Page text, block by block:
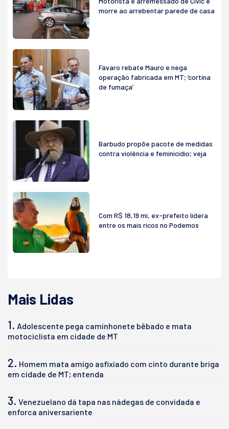
morre ao arrebentar parede de casa
Fávaro rebate Mauro e nega
operação fabricada em MT; ‘cortina
de fumaça’
Barbudo propõe pacote de medidas
contra violência e feminicídio; veja
Com R$ 18,19 mi, ex-prefeito lidera
entre os mais ricos no Podemos
Mais Lidas
1. Adolescente pega caminhonete bêbado e mata
motociclista em cidade de MT
2. Homem mata amigo asfixiado com cinto durante briga
em cidade de MT; entenda
3. Venezuelano dá tapa nas nádegas de convidada e
enforca aniversariente